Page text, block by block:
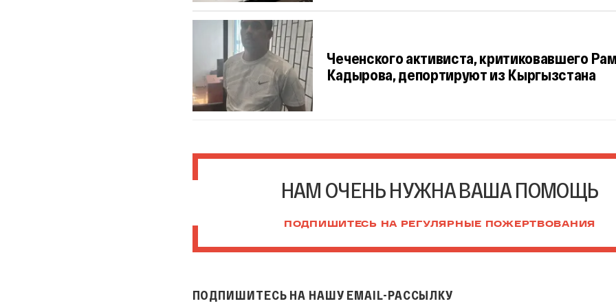
Чеченского активиста, критиковавшего
Кадырова, депортируют из Кыргызстана
НАМ ОЧЕНЬ НУЖНА ВАША ПОМОЩЬ
ПОДПИШИТЕСЬ НА РЕГУЛЯРНЫЕ ПОЖЕРТВОВАНИЯ
ПОДПИШИТЕСЬ НА НАШУ EMAIL-РАССЫЛКУ